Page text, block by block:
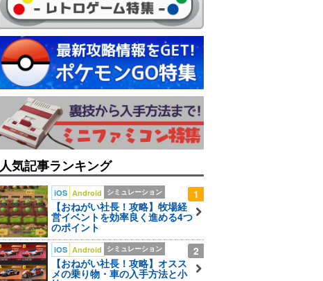
人気記事ランキング
1
iOS Android シミュレーション
【おねがい社長！攻略】牧場経
営イベントを効率良く進める4つ
のポイント
2
iOS Android シミュレーション
【おねがい社長！攻略】オスス
メの乗り物・車の入手方法と小